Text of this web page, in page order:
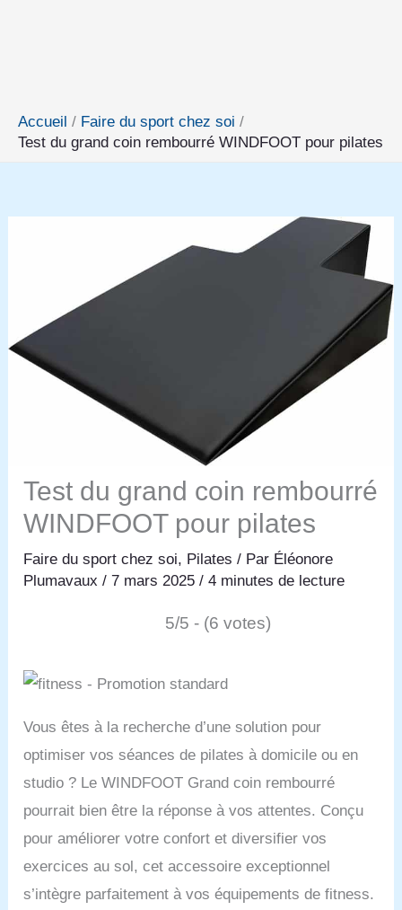
Accueil
Faire du sport chez soi
Test du grand coin rembourré WINDFOOT pour pilates
Test du grand coin rembourré
WINDFOOT pour pilates
Faire du sport chez soi, Pilates / Par Éléonore
Plumavaux/7 mars 2025/4 minutes de lecture
5/5 - (6 votes)
Vous êtes à la recherche d’une solution pour
optimiser vos séances de pilates à domicile ou en
studio ? Le WINDFOOT Grand coin rembourré
pourrait bien être la réponse à vos attentes. Conçu
pour améliorer votre confort et diversifier vos
exercices au sol, cet accessoire exceptionnel
s’intègre parfaitement à vos équipements de fitness.